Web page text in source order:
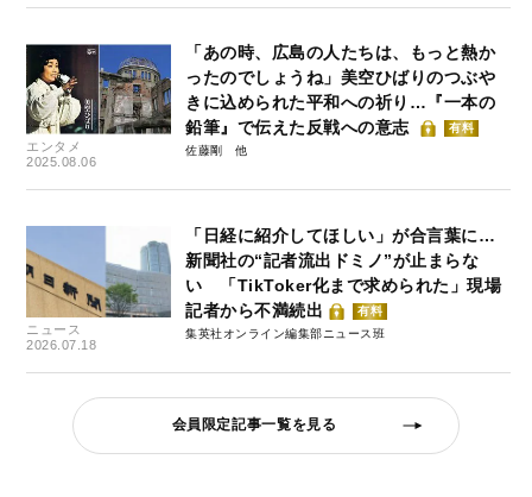
エンタメ
2025.08.06
「あの時、広島の人たちは、もっと熱か
ったのでしょうね」美空ひばりのつぶや
きに込められた平和への祈り…『一本の
鉛筆』で伝えた反戦への意志
有料
佐藤剛
ニュース
2026.07.18
「日経に紹介してほしい」が合言葉に…
新聞社の“記者流出ドミノ”が止まらな
い 「TikToker化まで求められた」現場
記者から不満続出
有料
集英社オンライン編集部ニュース班
会員限定記事一覧を見る